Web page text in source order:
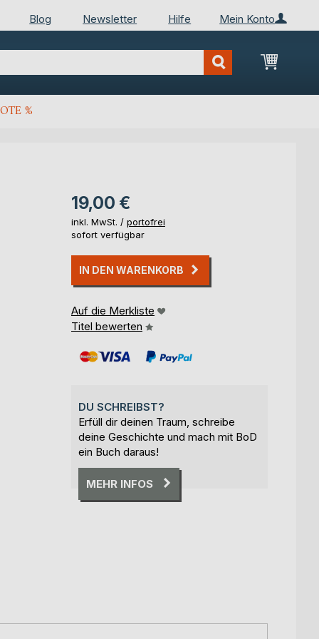
Mein Konto
Blog Newsletter Hilfe
Mein
%
19,00 €
inkl. MwSt. / portofrei
sofort verfügbar
IN DEN WARENKORB
Auf die Merkliste
Titel bewerten
DU SCHREIBST?
Erfüll dir deinen Traum, schreibe
deine Geschichte und mach mit BoD
ein Buch daraus!
MEHR INFOS